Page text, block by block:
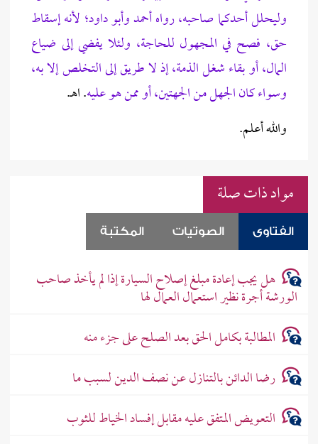
وليحلل أحدكما صاحبه، رواه أحمد وأبو داود؛ لأنه إسقاط
حق، فصح في المجهول للحاجة، ولئلا يفضي إلى ضياع
المال، أو بقاء شغل الذمة، إذ لا طريق إلى التخلص إلا به،
وسواء كان الجهل من الجهتين، أو ممن هو عليه. اهـ.
والله أعلم.
مواد ذات صلة
الفتاوى الصوتيات المكتبة
هل يجب إعادة مبلغ إصلاح السيارة إذا لم يأخذ صاحب
الورشة أجرة نظير استعمال العمال لها
المطالبة بكامل الحق بعد الصلح على جزء منه
رضا الدائن بالتنازل عن نصف الدين لسبب ما
التعويض المتفق عليه مقابل إفساد الخياط للثوب